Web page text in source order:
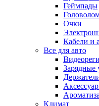
Геймпады
Очки
Кабели и
Все для авто
Зарядные
Климат